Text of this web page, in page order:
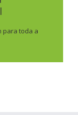
para toda a